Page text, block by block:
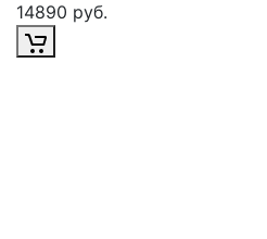
14890 руб.